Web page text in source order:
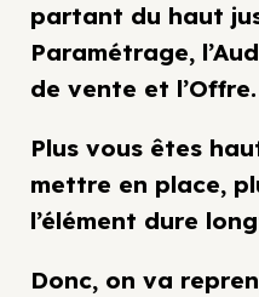
partant du haut
Paramétrage,
de vente et l’Offre.
Plus vous êtes
mettre en place,
l’élément dure
Donc, on va